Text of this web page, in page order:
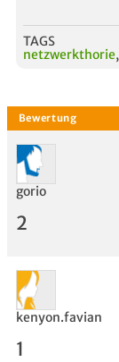
TAGS
netzwerkthorie,
gorio
2
kenyon.favian
1